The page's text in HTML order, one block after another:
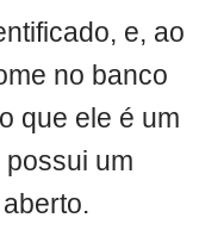
e, ao
no banco
que ele é um
um